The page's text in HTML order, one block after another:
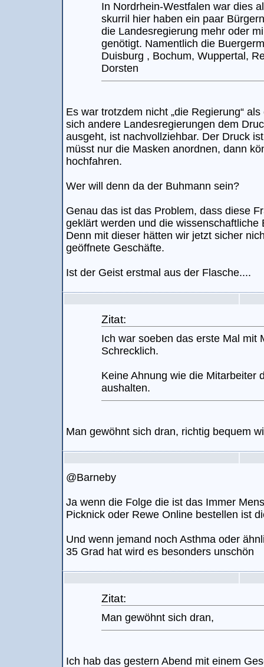
In Nordrhein-Westfalen war dies
skurril hier haben ein paar
die Landesregierung mehr oder
genötigt. Namentlich die
Duisburg , Bochum, Wuppertal,
Dorsten
Es war trotzdem nicht „die Regierung“
sich andere Landesregierungen dem
ausgeht, ist nachvollziehbar. Der Druck
müsst nur die Masken anordnen, dann
hochfahren.
Wer will denn da der Buhmann sein?
Genau das ist das Problem, dass diese
geklärt werden und die wissenschaftliche
Denn mit dieser hätten wir jetzt sicher
geöffnete Geschäfte.
Ist der Geist erstmal aus der Flasche....
Zitat:
Ich war soeben das erste Mal mit
Schrecklich.
Keine Ahnung wie die Mitarbeiter
aushalten.
Man gewöhnt sich dran, richtig bequem
@Barneby
Ja wenn die Folge die ist das Immer
Picknick oder Rewe Online bestellen ist
Und wenn jemand noch Asthma oder
35 Grad hat wird es besonders unschön
Zitat:
Man gewöhnt sich dran,
Ich hab das gestern Abend mit einem